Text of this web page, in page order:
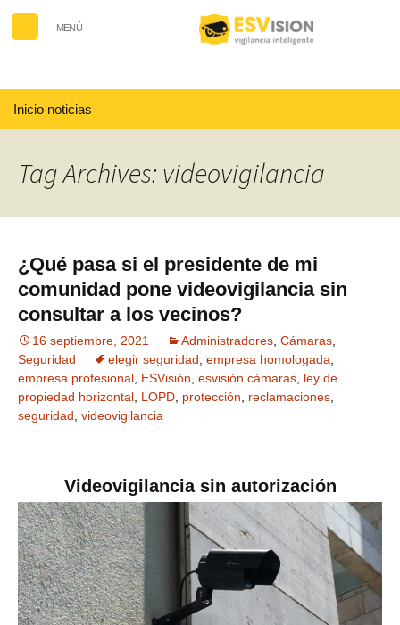
MENÚ
Inicio noticias
Tag Archives: videovigilancia
¿Qué pasa si el presidente de mi
comunidad pone videovigilancia sin
consultar a los vecinos?
16 septiembre, 2021 Administradores Cámaras
Seguridad
elegir seguridad empresa homologada
empresa profesional ESVisión esvisión cámaras ley de
propiedad horizontal LOPD protección reclamaciones
seguridad videovigilancia
Videovigilancia sin autorización